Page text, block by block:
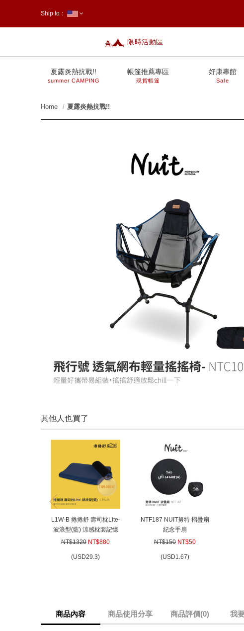
限時活動區
Ship to：
夏露炎熱抗戰!!
summer CAMPING
帳篷推薦專區
現貨帳篷
好康專館
Sale
Home 夏露炎熱抗戰!!
prev
其他人也買了
L1W-B 捲捲舒 壽司枕Lite-
波浪型(藍) 涼感枕套記憶
枕 吸濕排汗 超透氣 枕頭
灣專利 露營 飯店枕 靠枕
NT$1320 NT$880
(USD29.3)
NTF187 NUIT努特 摺疊扇
紀念手扇
NT$150 NT$50
(USD1.67)
prev
商品內容 商品使用分享 商品評價(0) 我